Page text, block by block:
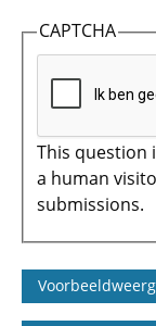
CAPTCHA
This question
a human
submissions.